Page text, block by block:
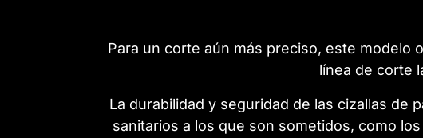
Para un corte aún más preciso, este modelo
línea de corte
La durabilidad y seguridad de las cizallas de
sanitarios a los que son sometidos, como